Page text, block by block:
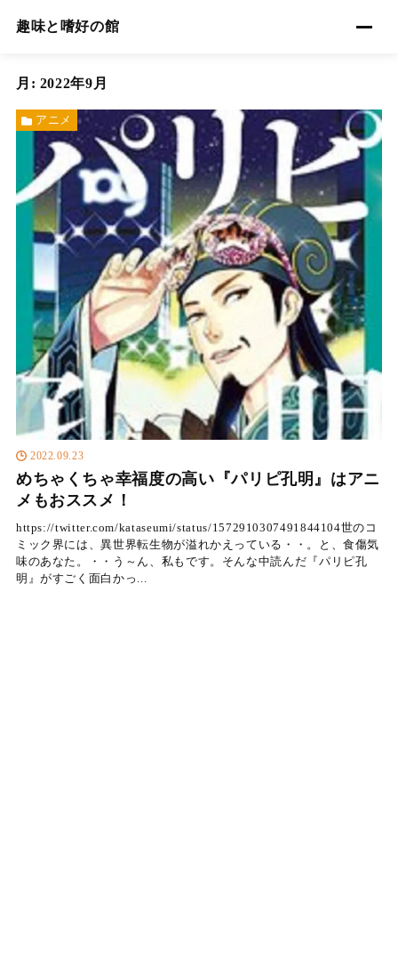
趣味と嗜好の館
月: 2022年9月
2022.09.23
めちゃくちゃ幸福度の高い『パリピ孔明』はアニ
メもおススメ！
https://twitter.com/kataseumi/status/1572910307491844104世のコ
ミック界には、異世界転生物が溢れかえっている・・。と、食傷気
味のあなた。・・う～ん、私もです。そんな中読んだ『パリピ孔
明』がすごく面白かっ...
アニメ